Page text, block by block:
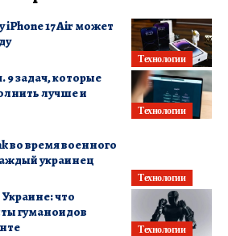
Технологии
17 Air может
Технологии
9 задач, которые
лучше и
Технологии
во время военного
украинец
Технологии
что
гуманоидов